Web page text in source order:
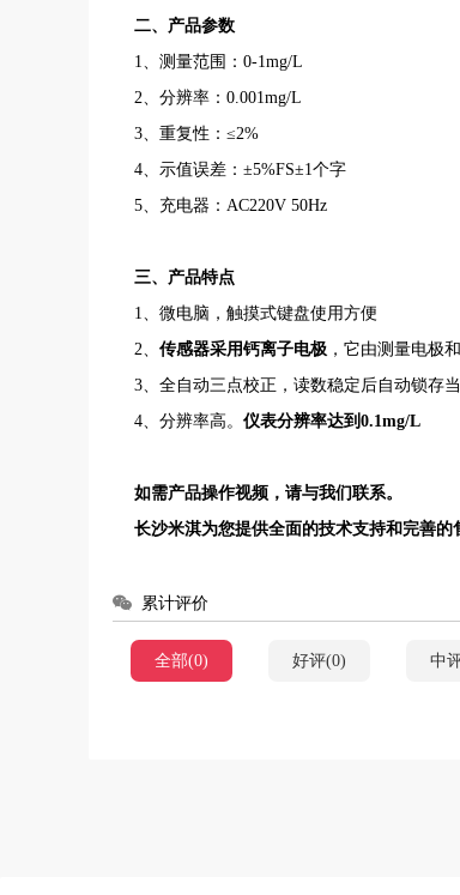
二、产品参数
1
、测量范围：0-1mg/L
2、分辨率：0.001mg/L
3、重复性：≤2%
4、示值误差：±5%FS±1个字
5、充电器：AC220V 50Hz
三、产品特点
1、微电脑，触摸式键盘使用方便
2、传感器采用钙离子电极 ，它由测量电极
3、全自动三点校正，读数稳定后自动锁存
4、分辨率高。仪表分辨率达到0.1mg/L
如需产品操作视频，请与我们联系。
长沙米淇为您提供全面的技术支持和完善的
累计评价
全部(0) 好评(0) 中